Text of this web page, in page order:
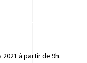
2021 à partir de 9h.